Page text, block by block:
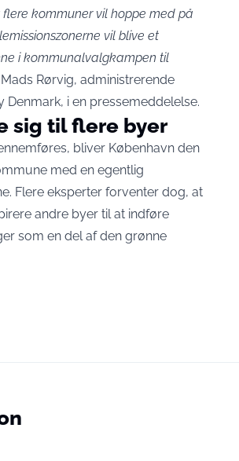
flere kommuner vil hoppe med på
vil blive et
i kommunalvalgkampen til
Rørvig, administrerende
Denmark, i en pressemeddelelse.
sig til flere byer
bliver København den
med en egentlig
Flere eksperter forventer dog, at
andre byer til at indføre
som en del af den grønne